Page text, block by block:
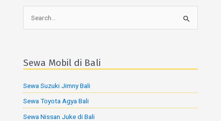
r
h
f
Sewa Mobil di Bali
Sewa Suzuki Jimny Bali
Sewa Toyota Agya Bali
Sewa Nissan Juke di Bali